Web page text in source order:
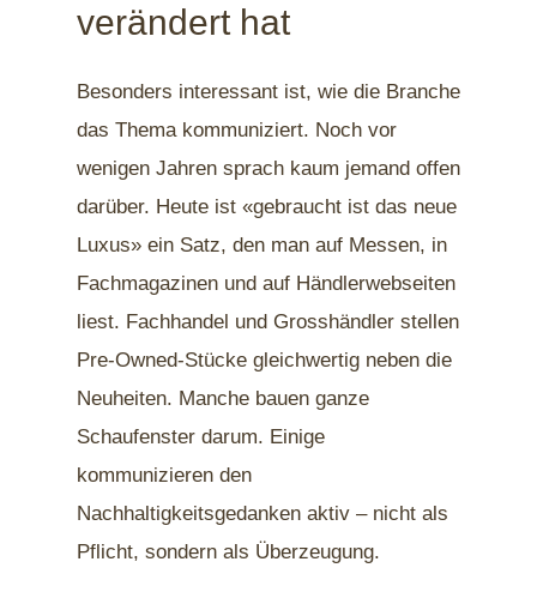
verändert hat
Besonders interessant ist, wie die Branche
das Thema kommuniziert. Noch vor
wenigen Jahren sprach kaum jemand offen
darüber. Heute ist «gebraucht ist das neue
Luxus» ein Satz, den man auf Messen, in
Fachmagazinen und auf Händlerwebseiten
liest. Fachhandel und Grosshändler stellen
Pre-Owned-Stücke gleichwertig neben die
Neuheiten. Manche bauen ganze
Schaufenster darum. Einige
kommunizieren den
Nachhaltigkeitsgedanken aktiv – nicht als
Pflicht, sondern als Überzeugung.